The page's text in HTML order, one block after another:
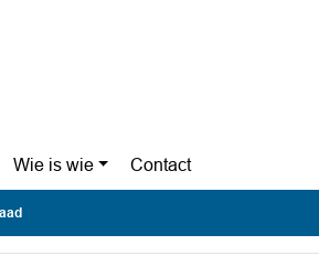
Wie is wie Contact